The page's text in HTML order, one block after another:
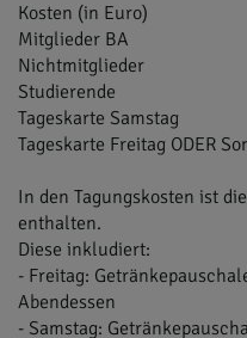
Kosten (in Euro)
Mitglieder BA
Nichtmitglieder
Studierende
Tageskarte Samstag
Tageskarte Freitag ODER
In den Tagungskosten ist
enthalten.
Diese inkludiert:
- Freitag:
Abendessen
- Samstag: